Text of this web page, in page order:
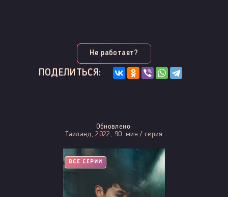
Не работает?
ПОДЕЛИТЬСЯ:
Обновлено:
Таиланд,2022 , 90 .мин / серия
ВСЕ СЕРИИ